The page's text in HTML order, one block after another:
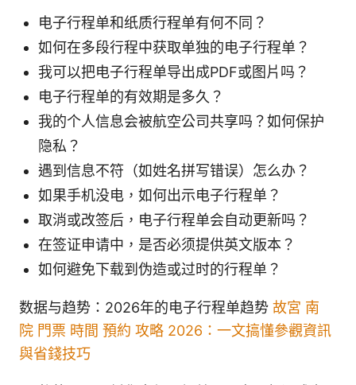
电子行程单和纸质行程单有何不同？
如何在多段行程中获取单独的电子行程单？
我可以把电子行程单导出成PDF或图片吗？
电子行程单的有效期是多久？
我的个人信息会被航空公司共享吗？如何保护
隐私？
遇到信息不符（如姓名拼写错误）怎么办？
如果手机没电，如何出示电子行程单？
取消或改签后，电子行程单会自动更新吗？
在签证申请中，是否必须提供英文版本？
如何避免下载到伪造或过时的行程单？
数据与趋势：2026年的电子行程单趋势 故宮 南
院 門票 時間 預約 攻略 2026：一文搞懂參觀資訊
與省錢技巧